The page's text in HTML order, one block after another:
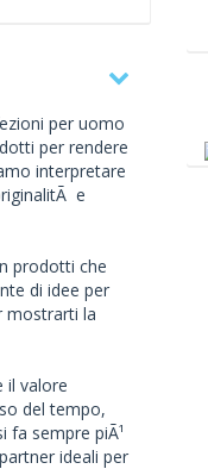
per uomo
per rendere
interpretare
e
prodotti che
di idee per
mostrarti la
il valore
del tempo,
sempre piÃ¹
ideali per